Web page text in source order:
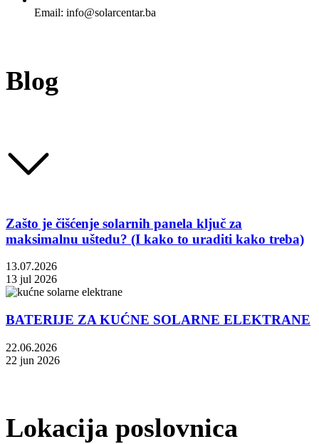
Email: info@solarcentar.ba
Blog
Zašto je čišćenje solarnih panela ključ za
maksimalnu uštedu? (I kako to uraditi kako treba)
13.07.2026
13 jul 2026
BATERIJE ZA KUĆNE SOLARNE ELEKTRANE
22.06.2026
22 jun 2026
Lokacija poslovnica